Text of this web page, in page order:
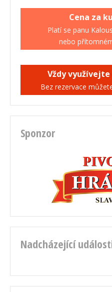
Cena za
Platí se panu
nebo
Vždy
Bez rezervace
Sponzor
Nadcházející